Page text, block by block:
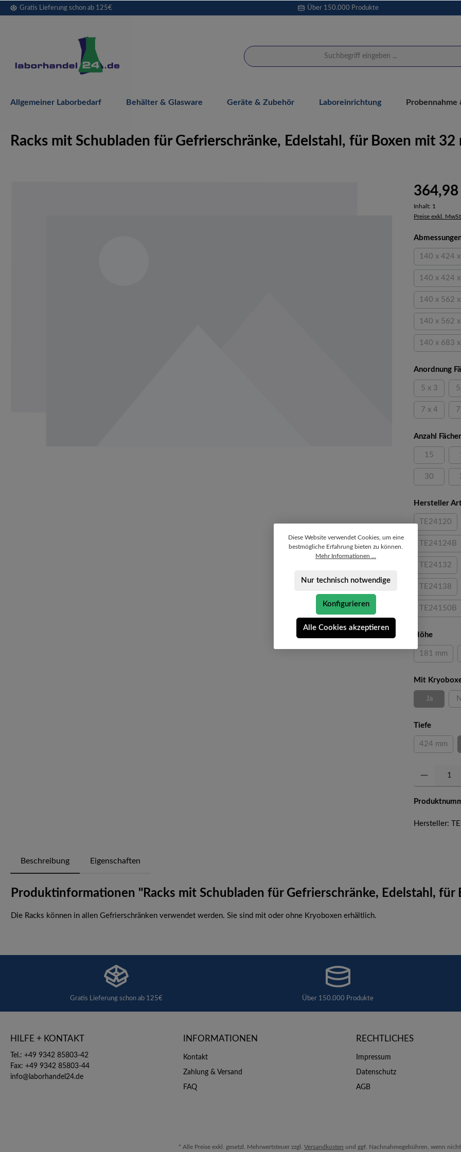
Zur Hauptnavigation springen
Gratis Lieferung schon ab 125€ Über 150.000 Produkte
Allgemeiner Laborbedarf Behälter & Glasware Geräte & Zubehör Laboreinrichtung
Racks mit Schubladen für Gefrierschränke, Edelstahl, für Boxen mit 32
364,98
Inhalt: 1
Preise exkl.
140 x 424
140 x 424
140 x 562
140 x 562
140 x 683
Anordnung
5 x 3
(Diese
7 x 4
(Diese
Anzahl Fächer
15
(Diese
30
(Diese
Hersteller
TE24120
(Diese
TE24124B
(Diese
TE24132
(Diese
TE24138
(Diese
TE24150B
(Diese
Höhe
181 mm
(Diese
Mit
Ja
(Diese
Tiefe
424 mm
(Diese
Produkt Anzahl:
Hersteller:
Beschreibung Eigenschaften
Produktinformationen "Racks mit Schubladen für Gefrierschränke, Edelstahl, für
Die Racks können in allen Gefrierschränken verwendet werden. Sie sind mit oder ohne Kryoboxen erhältlich.
Gratis Lieferung schon ab 125€ Über 150.000 Produkte
HILFE + KONTAKT
Tel.: +49 9342 85803-42
Fax: +49 9342 85803-44
info@laborhandel24.de
INFORMATIONEN
Kontakt
Zahlung & Versand
FAQ
RECHTLICHES
Impressum
Datenschutz
AGB
* Alle Preise exkl. gesetzl. Mehrwertsteuer zzgl. Versandkosten und ggf. Nachnahmegebühren, wenn nicht
Diese Website verwendet Cookies, um eine
bestmögliche Erfahrung bieten zu können.
Mehr Informationen ...
Nur technisch notwendige
Konfigurieren
Alle Cookies akzeptieren